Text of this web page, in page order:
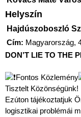
Helyszín
Hajdúszoboszló
Cím: Magyarország,
DON’T LIE TO THE
Fontos Közlemény
Tisztelt Közönségünk!
Ezúton tájékoztatjuk
logisztikai problémái